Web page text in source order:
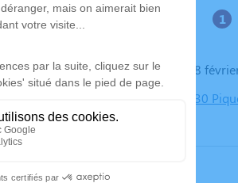
Le mardi 28
Église, 82130